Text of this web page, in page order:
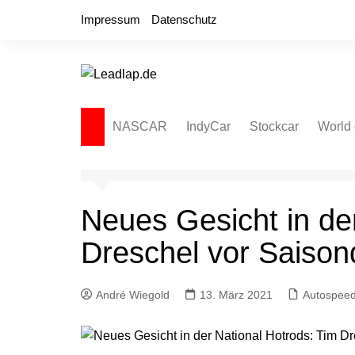
Impressum Datenschutz
NASCAR
NASCAR Truck Series
NASCAR Euro Series
NASCAR Brasil Series
NASCAR Mexico Series
IndyCar Stockcar World
Neues Gesicht in
Dreschel vor
André Wiegold 13. März 2021